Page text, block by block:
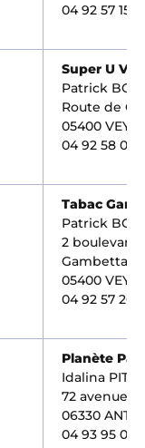
04 92 57 15
Super U
Patrick
Route de
05400
04 92 58 00
Tabac
Patrick
2 boulevard
Gambetta
05400
04 92 57 20
Planète
Idalina PITA
72 avenue
06330
04 93 95 00